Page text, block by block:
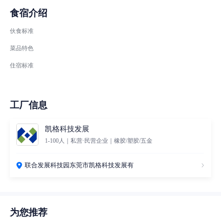
食宿介绍
伙食标准
菜品特色
住宿标准
工厂信息
凯格科技发展
1-100人｜私营·民营企业｜橡胶/塑胶/五金
联合发展科技园东莞市凯格科技发展有
为您推荐